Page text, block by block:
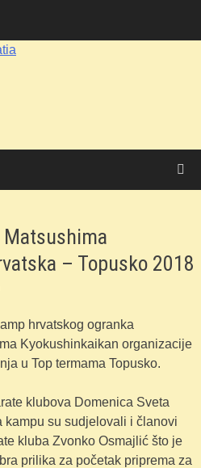
– Topusko 2018
hrvatskog ogranka
Kyokushinkaikan organizacije
u Top termama Topusko.
klubova Domenica Sveta
kampu su sudjelovali i članovi
kluba Zvonko Osmajlić što je
prilika za početak priprema za